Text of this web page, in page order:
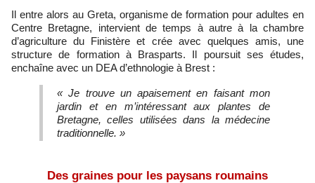
Il entre alors au Greta, organisme de formation pour adultes en
Centre Bretagne, intervient de temps à autre à la chambre
d’agriculture du Finistère et crée avec quelques amis, une
structure de formation à Brasparts. Il poursuit ses études,
enchaîne avec un DEA d’ethnologie à Brest :
« Je trouve un apaisement en faisant mon
jardin et en m’intéressant aux plantes de
Bretagne, celles utilisées dans la médecine
traditionnelle. »
Des graines pour les paysans roumains